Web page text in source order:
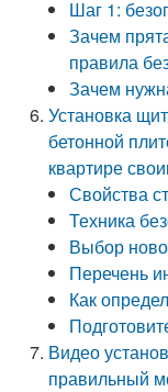
Шаг 1:
Зачем
правила
Зачем
Установка
бетонной
квартире
Свойства
Техника
Выбор
Перечень
Как
Видео
правильный